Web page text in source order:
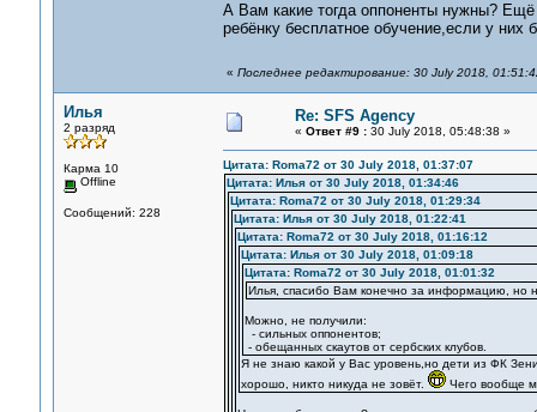
А Вам какие тогда оппоненты нужны?
ребёнку бесплатное обучение,если у них
« Последнее редактирование: 30 July 2018,
Илья
2 разряд
Карма 10
Offline
Сообщений: 228
Re: SFS Agency
« Ответ #9 :30 July 2018, 05:48:38 »
Цитата: Roma72 от 30 July 2018, 01:37:07
Цитата: Илья от 30 July 2018, 01:34:46
Цитата: Roma72 от 30 July 2018, 01:29:34
Цитата: Илья от 30 July 2018, 01:22:41
Цитата: Roma72 от 30 July 2018, 01:16:12
Цитата: Илья от 30 July 2018, 01:09:18
Цитата: Roma72 от 30 July 2018, 01:01:32
Илья, спасибо Вам конечно за информацию, но
Можно, не получили:
- сильных оппонентов;
- обещанных скаутов от сербских клубов.
Я не знаю какой у Вас уровень,но дети из ФК
хорошо, никто никуда не зовёт.
Чего вообще